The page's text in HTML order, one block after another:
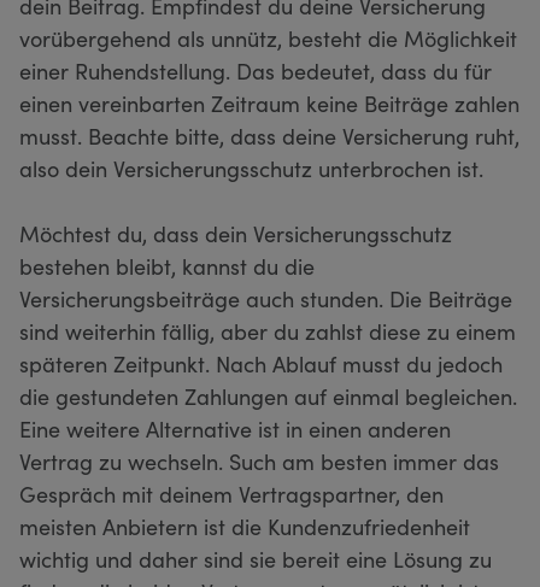
vorübergehend als unnütz, besteht die Möglichkeit
einer Ruhendstellung. Das bedeutet, dass du für
einen vereinbarten Zeitraum keine Beiträge zahlen
musst. Beachte bitte, dass deine Versicherung ruht,
also dein Versicherungsschutz unterbrochen ist.
Möchtest du, dass dein Versicherungsschutz
bestehen bleibt, kannst du die
Versicherungsbeiträge auch stunden. Die Beiträge
sind weiterhin fällig, aber du zahlst diese zu einem
späteren Zeitpunkt. Nach Ablauf musst du jedoch
die gestundeten Zahlungen auf einmal begleichen.
Eine weitere Alternative ist in einen anderen
Vertrag zu wechseln. Such am besten immer das
Gespräch mit deinem Vertragspartner, den
meisten Anbietern ist die Kundenzufriedenheit
wichtig und daher sind sie bereit eine Lösung zu